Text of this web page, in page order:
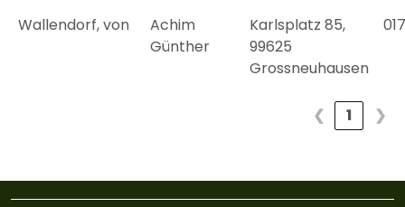
Wallendorf, von
Achim
Günther
Karlsplatz 85,
99625
Grossneuhausen
❮ 1 ❯